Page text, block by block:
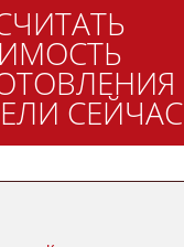
СЕЙЧАС